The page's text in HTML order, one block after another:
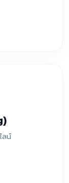
ลน์